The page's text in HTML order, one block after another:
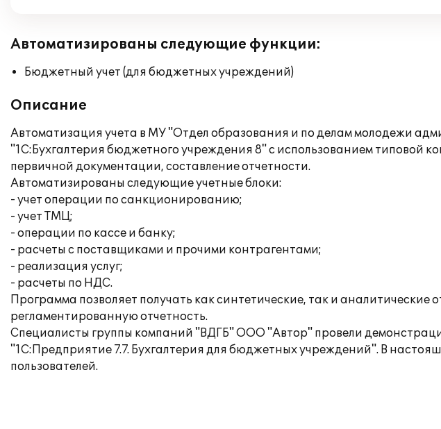
Автоматизированы следующие функции:
Бюджетный учет (для бюджетных учреждений)
Описание
Автоматизация учета в МУ "Отдел образования и по делам молодежи
"1С:Бухгалтерия бюджетного учреждения 8" с использованием типовой
первичной документации, составление отчетности.
Автоматизированы следующие учетные блоки:
- учет операции по санкционированию;
- учет ТМЦ;
- операции по кассе и банку;
- расчеты с поставщиками и прочими контрагентами;
- реализация услуг;
- расчеты по НДС.
Программа позволяет получать как синтетические, так и
регламентированную отчетность.
Специалисты группы компаний "ВДГБ" ООО "Автор" провели
"1С:Предприятие 7.7. Бухгалтерия для бюджетных учреждений". В
пользователей.